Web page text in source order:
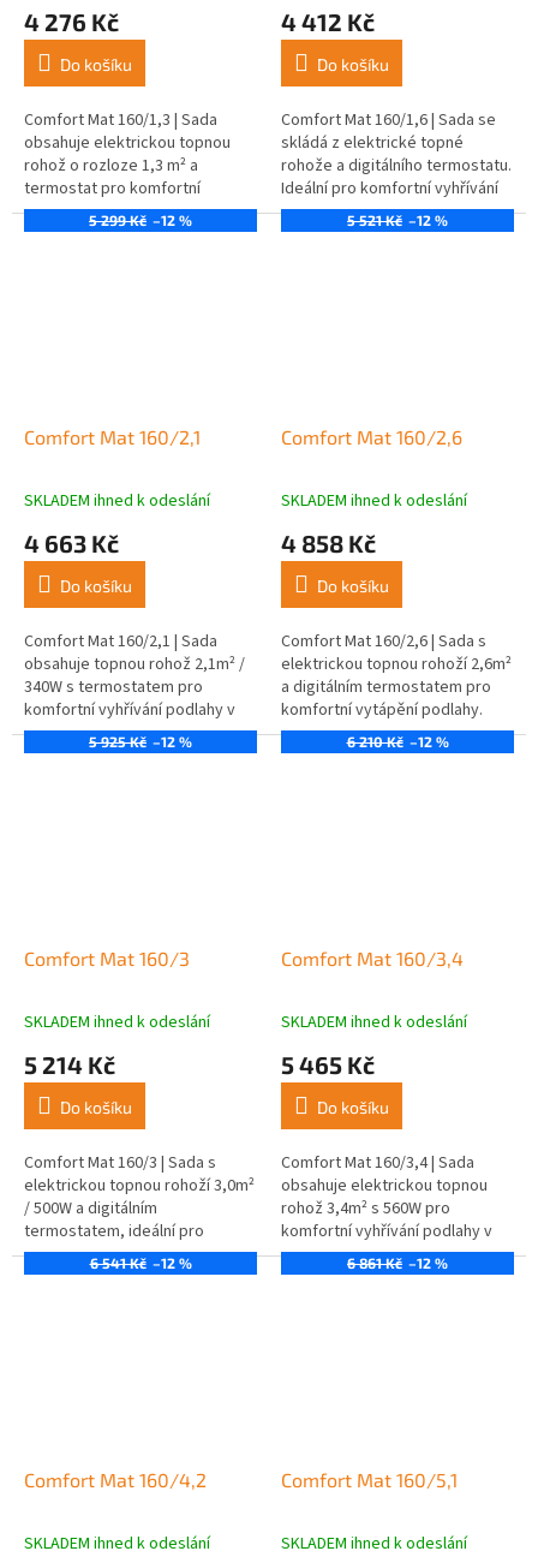
4 276 Kč
Do košíku
Comfort Mat 160/1,3 | Sada
obsahuje elektrickou topnou
rohož o rozloze 1,3 m² a
termostat pro komfortní
vytápění podlahy.
4 412 Kč
Do košíku
Comfort Mat 160/1,6 | Sada se
skládá z elektrické topné
rohože a digitálního termostatu.
Ideální pro komfortní vyhřívání
podlahy.
5 299 Kč –12 %
Comfort Mat 160/2,1
SKLADEM ihned k odeslání
4 663 Kč
Do košíku
Comfort Mat 160/2,1 | Sada
obsahuje topnou rohož 2,1m² /
340W s termostatem pro
komfortní vyhřívání podlahy v
různých prostorech.
5 521 Kč –12 %
Comfort Mat 160/2,6
SKLADEM ihned k odeslání
4 858 Kč
Do košíku
Comfort Mat 160/2,6 | Sada s
elektrickou topnou rohoží 2,6m²
a digitálním termostatem pro
komfortní vytápění podlahy.
5 925 Kč –12 %
Comfort Mat 160/3
SKLADEM ihned k odeslání
5 214 Kč
Do košíku
Comfort Mat 160/3 | Sada s
elektrickou topnou rohoží 3,0m²
/ 500W a digitálním
termostatem, ideální pro
komfortní vytápění podlah.
6 210 Kč –12 %
Comfort Mat 160/3,4
SKLADEM ihned k odeslání
5 465 Kč
Do košíku
Comfort Mat 160/3,4 | Sada
obsahuje elektrickou topnou
rohož 3,4m² s 560W pro
komfortní vyhřívání podlahy v
různých místnostech.
6 541 Kč –12 %
Comfort Mat 160/4,2
SKLADEM ihned k odeslání
6 861 Kč –12 %
Comfort Mat 160/5,1
SKLADEM ihned k odeslání